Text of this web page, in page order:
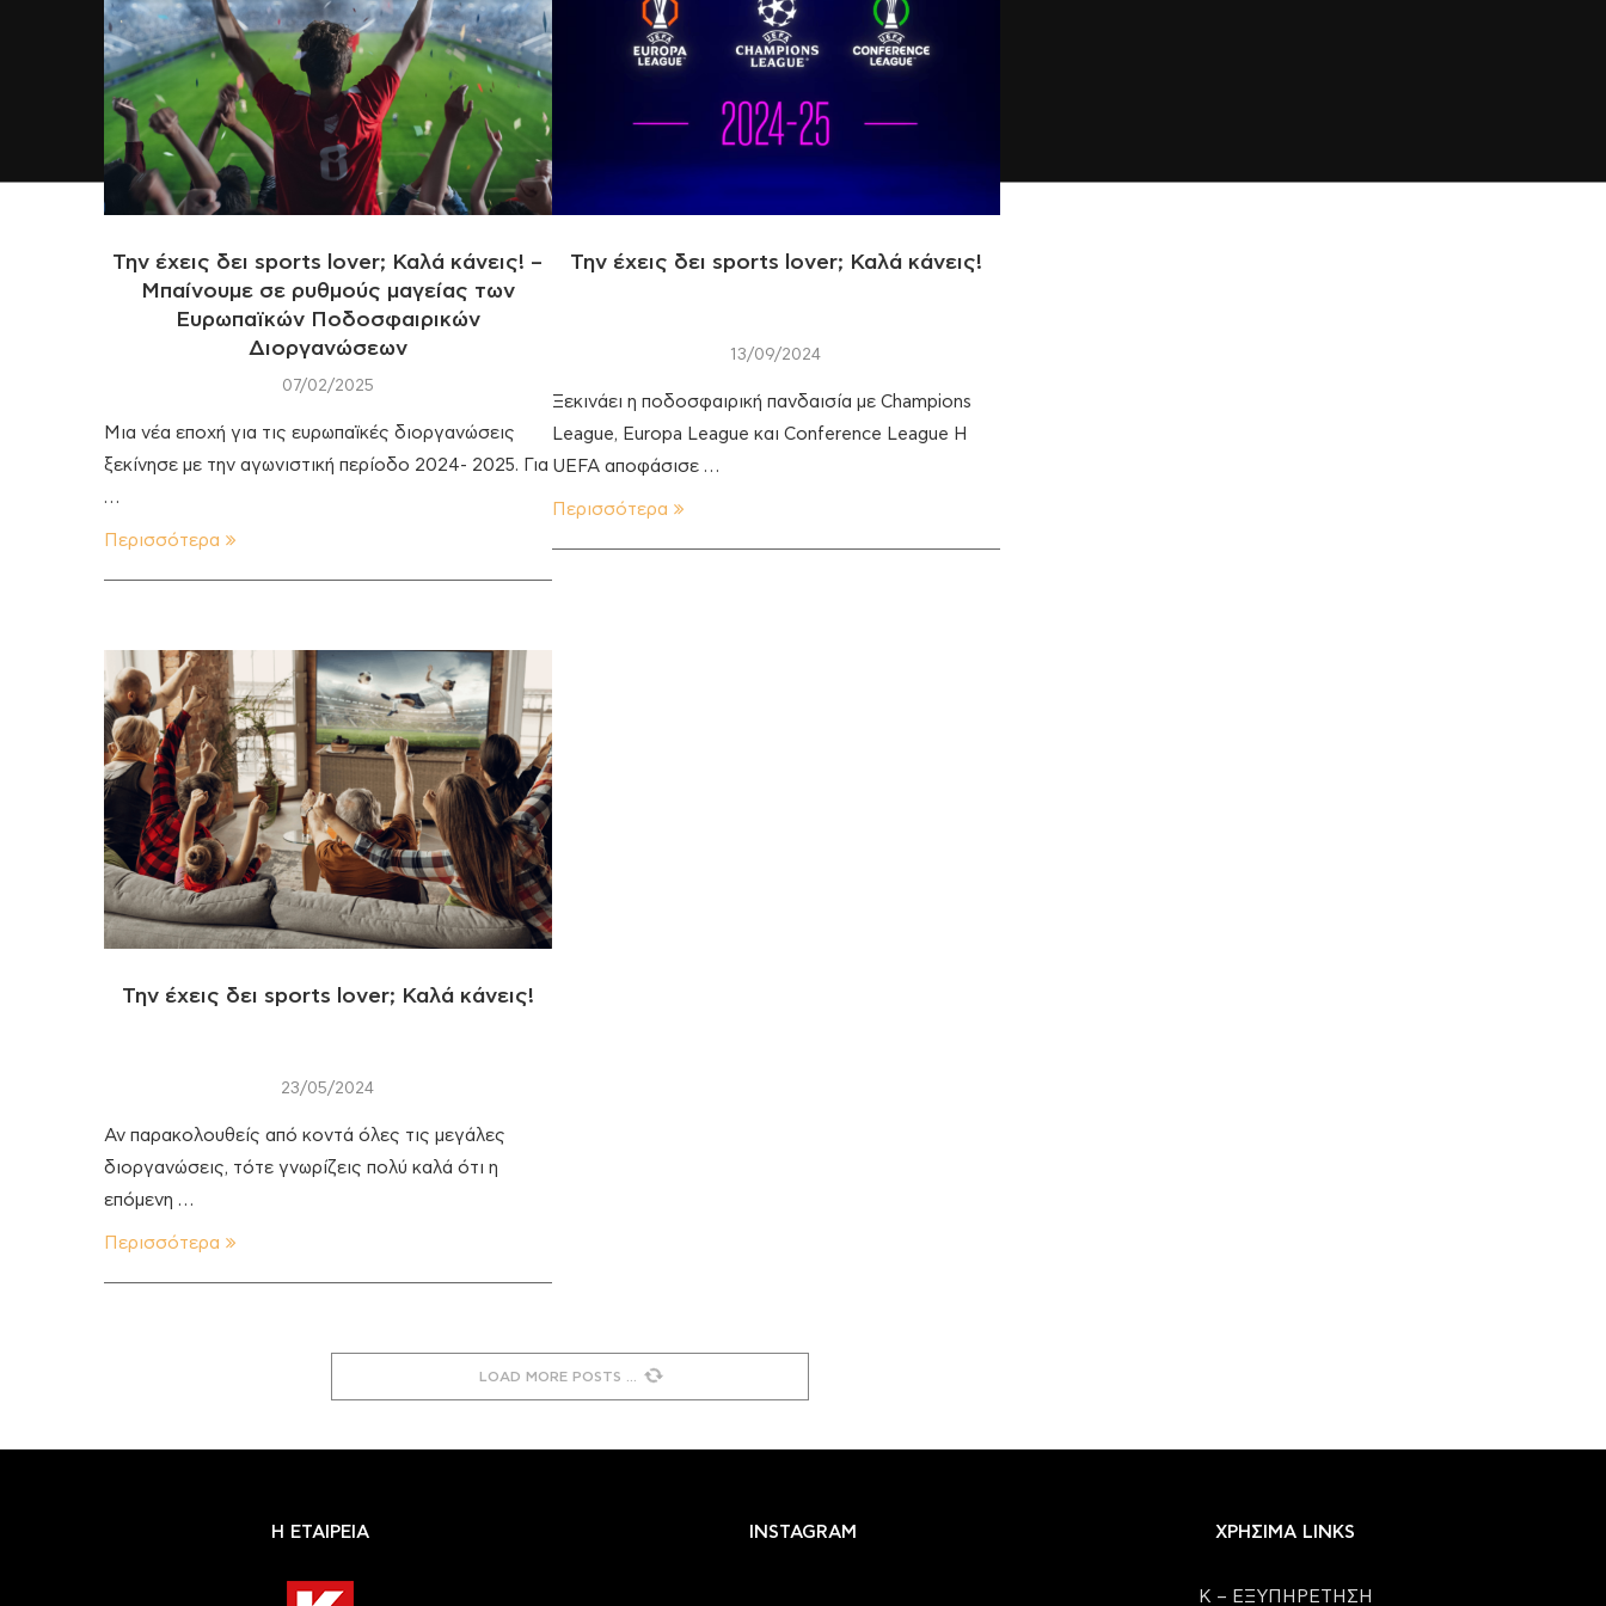
Την έχεις δει sports lover; Καλά κάνεις! –
Μπαίνουμε σε ρυθμούς μαγείας των
Ευρωπαϊκών Ποδοσφαιρικών
Διοργανώσεων
07/02/2025
Μια νέα εποχή για τις ευρωπαϊκές διοργανώσεις
ξεκίνησε με την αγωνιστική περίοδο 2024- 2025. Για
…
Περισσότερα
Την έχεις δει sports lover; Καλά κάνεις!
13/09/2024
Ξεκινάει η ποδοσφαιρική πανδαισία με Champions
League, Europa League και Conference League Η
UEFA αποφάσισε …
Περισσότερα
Την έχεις δει sports lover; Καλά κάνεις!
23/05/2024
Αν παρακολουθείς από κοντά όλες τις μεγάλες
διοργανώσεις, τότε γνωρίζεις πολύ καλά ότι η
επόμενη …
Περισσότερα
LOAD MORE POSTS
Η ΕΤΑΙΡΕΙΑ INSTAGRAM ΧΡΗΣΙΜΑ LINKS
Κ – ΕΞΥΠΗΡΕΤΗΣΗ